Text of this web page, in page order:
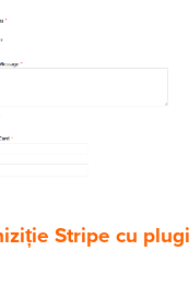
Stripe cu